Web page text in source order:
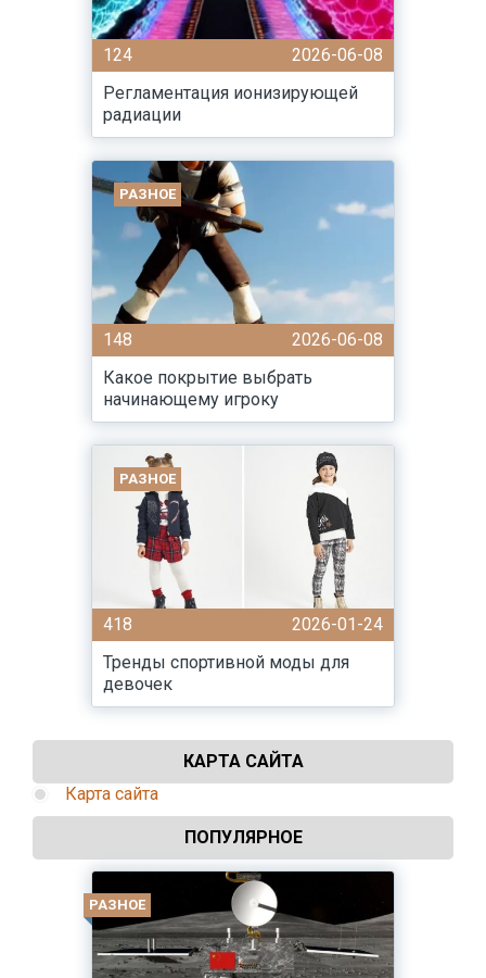
124
2026-06-08
Регламентация ионизирующей
радиации
РАЗНОЕ
148
2026-06-08
Какое покрытие выбрать
начинающему игроку
РАЗНОЕ
418
2026-01-24
Тренды спортивной моды для
девочек
КАРТА САЙТА
Карта сайта
ПОПУЛЯРНОЕ
РАЗНОЕ